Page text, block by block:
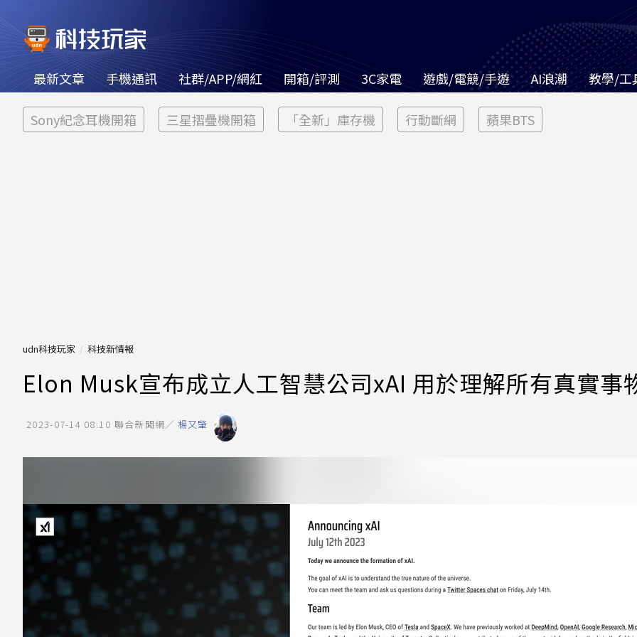
最新文章 手機通訊 社群/APP/網紅 開箱/評測 3C家電 遊戲/電競/手遊 AI浪潮 教學/工
Sony紀念耳機開箱 三星摺疊機開箱 「全新」庫存機 行動斷網 蘋果BTS
udn科技玩家 科技新情報
Elon Musk宣布成立人工智慧公司xAI 用於理解所有真實事
2023-07-14 08:10 聯合新聞網／ 楊又肇